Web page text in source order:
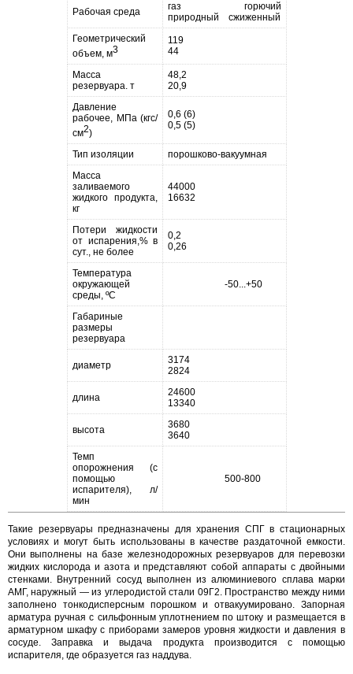
Рабочая среда
газ горючий
природный сжиженный
Геометрический
объем, м3
119
44
Масса
резервуара. т
48,2
20,9
Давление
рабочее, МПа (кгс/
см2)
0,6 (6)
0,5 (5)
Тип изоляции
порошково-вакуумная
Масса
заливаемого
жидкого продукта,
кг
44000
16632
Потери жидкости
от испарения,% в
сут., не более
0,2
0,26
Температура
окружающей
среды, ºС
-50...+50
Габариные
размеры
резервуара
диаметр
3174
2824
длина
24600
13340
высота
3680
3640
Темп
опорожнения (с
помощью
испарителя), л/
мин
500-800
Такие резервуары предназначены для хранения СПГ в стационарных
условиях и могут быть использованы в качестве раздаточной емкости.
Они выполнены на базе железнодорожных резервуаров для перевозки
жидких кислорода и азота и представляют собой аппараты с двойными
стенками. Внутренний сосуд выполнен из алюминиевого сплава марки
AMГ, наружный ― из углеродистой стали 09Г2. Пространство между ними
заполнено тонкодисперсным порошком и отвакуумировано. Запорная
арматура ручная с сильфонным уплотнением по штоку и размещается в
арматурном шкафу с приборами замеров уровня жидкости и давления в
сосуде. Заправка и выдача продукта производится с помощью
испарителя, где образуется газ наддува.